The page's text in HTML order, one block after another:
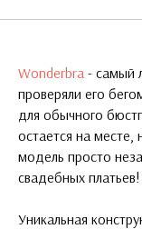
Wonderbra - самый
проверяли его
для обычного
остается на
модель просто
свадебных платьев!
Уникальная